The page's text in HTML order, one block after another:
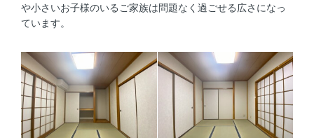
や小さいお子様のいるご家族は問題なく過ごせる広さになっ
ています。